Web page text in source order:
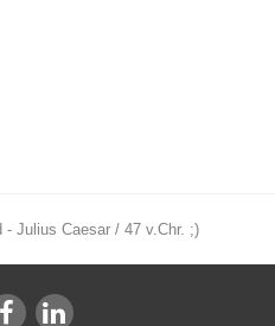
- Julius Caesar / 47 v.Chr. ;)